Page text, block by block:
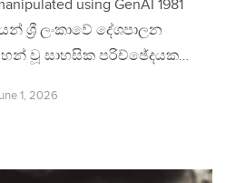
using GenAI 1981
ශ්‍රී ලංකාවේ දේශපාලන
වූ සාහසික පරිච්ඡේදයක…
1, 2026